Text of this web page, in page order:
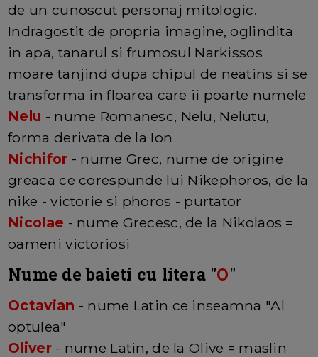
de un cunoscut personaj mitologic.
Indragostit de propria imagine, oglindita
in apa, tanarul si frumosul Narkissos
moare tanjind dupa chipul de neatins si se
transforma in floarea care ii poarte numele
Nelu - nume Romanesc, Nelu, Nelutu,
forma derivata de la Ion
Nichifor - nume Grec, nume de origine
greaca ce corespunde lui Nikephoros, de la
nike - victorie si phoros - purtator
Nicolae - nume Grecesc, de la Nikolaos =
oameni victoriosi
Nume de baieti cu litera "O"
Octavian - nume Latin ce inseamna "Al
optulea"
Oliver- nume Latin, de la Olive = maslin